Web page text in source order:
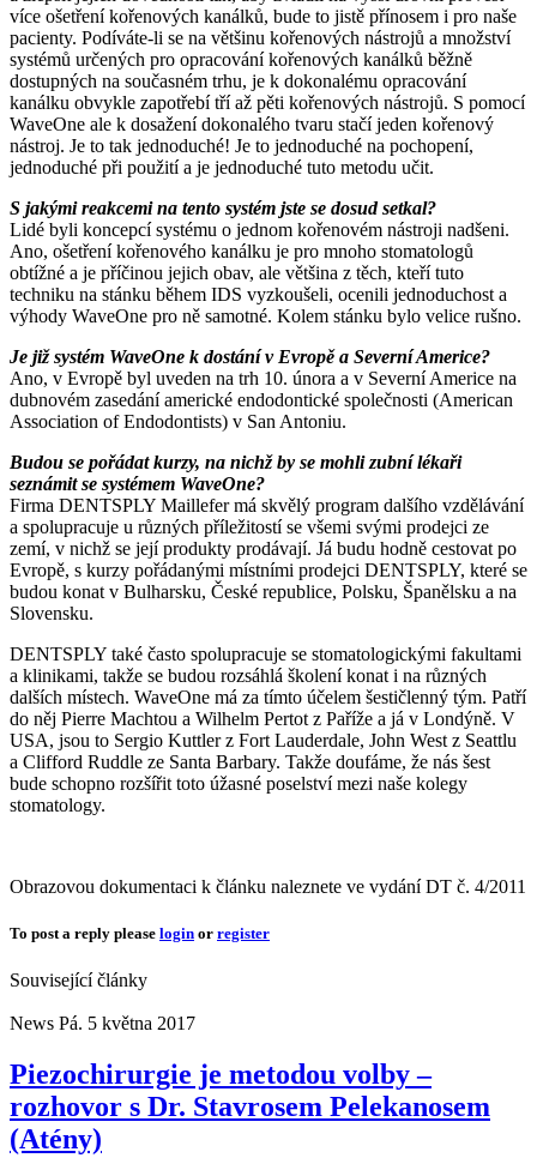
více ošetření kořenových kanálků, bude to jistě přínosem i pro naše
pacienty. Podíváte-li se na většinu kořenových nástrojů a množství
systémů určených pro opracování kořenových kanálků běžně
dostupných na současném trhu, je k dokonalému opracování
kanálku obvykle zapotřebí tří až pěti kořenových nástrojů. S pomocí
WaveOne ale k dosažení dokonalého tvaru stačí jeden kořenový
nástroj. Je to tak jednoduché! Je to jednoduché na pochopení,
jednoduché při použití a je jednoduché tuto metodu učit.
S jakými reakcemi na tento systém jste se dosud setkal?
Lidé byli koncepcí systému o jednom kořenovém nástroji nadšeni.
Ano, ošetření kořenového kanálku je pro mnoho stomatologů
obtížné a je příčinou jejich obav, ale většina z těch, kteří tuto
techniku na stánku během IDS vyzkoušeli, ocenili jednoduchost a
výhody WaveOne pro ně samotné. Kolem stánku bylo velice rušno.
Je již systém WaveOne k dostání v Evropě a Severní Americe?
Ano, v Evropě byl uveden na trh 10. února a v Severní Americe na
dubnovém zasedání americké endodontické společnosti (American
Association of Endodontists) v San Antoniu.
Budou se pořádat kurzy, na nichž by se mohli zubní lékaři
seznámit se systémem WaveOne?
Firma DENTSPLY Maillefer má skvělý program dalšího vzdělávání
a spolupracuje u různých příležitostí se všemi svými prodejci ze
zemí, v nichž se její produkty prodávají. Já budu hodně cestovat po
Evropě, s kurzy pořádanými místními prodejci DENTSPLY, které se
budou konat v Bulharsku, České republice, Polsku, Španělsku a na
Slovensku.
DENTSPLY také často spolupracuje se stomatologickými fakultami
a klinikami, takže se budou rozsáhlá školení konat i na různých
dalších místech. WaveOne má za tímto účelem šestičlenný tým. Patří
do něj Pierre Machtou a Wilhelm Pertot z Paříže a já v Londýně. V
USA, jsou to Sergio Kuttler z Fort Lauderdale, John West z Seattlu
a Clifford Ruddle ze Santa Barbary. Takže doufáme, že nás šest
bude schopno rozšířit toto úžasné poselství mezi naše kolegy
stomatology.
Obrazovou dokumentaci k článku naleznete ve vydání DT č. 4/2011
To post a reply please login or register
Související články
News Pá. 5 května 2017
Piezochirurgie je metodou volby –
rozhovor s Dr. Stavrosem Pelekanosem
(Atény)